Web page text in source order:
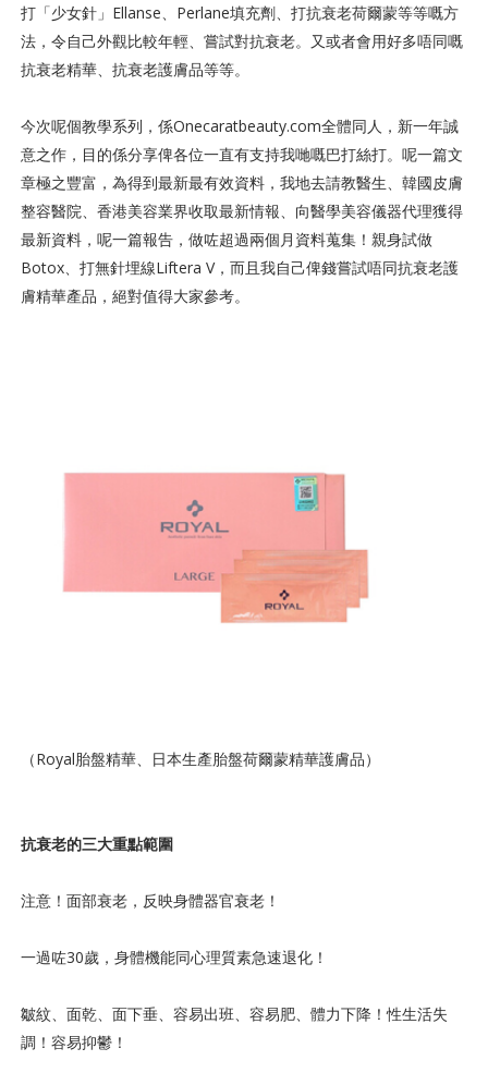
打「少女針」Ellanse、Perlane填充劑、打抗衰老荷爾蒙等等嘅方
法，令自己外觀比較年輕、嘗試對抗衰老。又或者會用好多唔同嘅
抗衰老精華、抗衰老護膚品等等。
今次呢個教學系列，係Onecaratbeauty.com全體同人，新一年誠
意之作，目的係分享俾各位一直有支持我哋嘅巴打絲打。呢一篇文
章極之豐富，為得到最新最有效資料，我地去請教醫生、韓國皮膚
整容醫院、香港美容業界收取最新情報、向醫學美容儀器代理獲得
最新資料，呢一篇報告，做咗超過兩個月資料蒐集！親身試做
Botox、打無針埋線Liftera V，而且我自己俾錢嘗試唔同抗衰老護
膚精華產品，絕對值得大家參考。
（Royal胎盤精華、日本生產胎盤荷爾蒙精華護膚品）
抗衰老的三大重點範圍
注意！面部衰老，反映身體器官衰老！
一過咗30歲，身體機能同心理質素急速退化！
皺紋、面乾、面下垂、容易出班、容易肥、體力下降！性生活失
調！容易抑鬱！